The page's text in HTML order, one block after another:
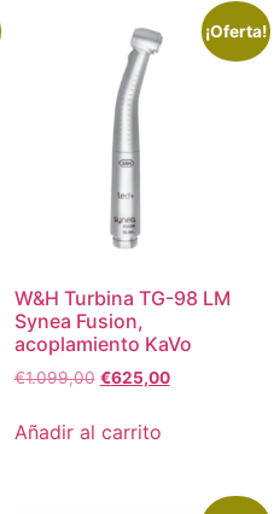
¡Oferta!
W&H Turbina TG-98 LM
Synea Fusion,
acoplamiento KaVo
€1.099,00 €625,00
Añadir al carrito